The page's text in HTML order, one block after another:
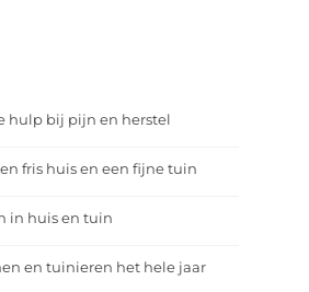
hulp bij pijn en herstel
fris huis en een fijne tuin
in huis en tuin
en tuinieren het hele jaar